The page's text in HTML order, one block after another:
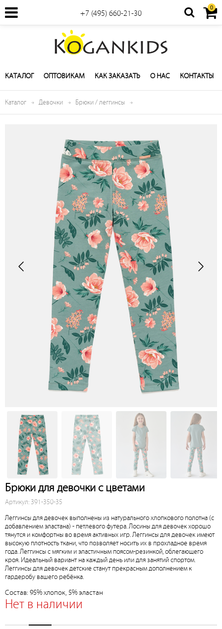
+7 (495) 660-21-30
0
КАТАЛОГ ОПТОВИКАМ КАК ЗАКАЗАТЬ О НАС КОНТАКТЫ
Каталог Девочки Брюки / леггинсы
Брюки для девочки с цветами
Артикул: 391-350-35
Леггинсы для девочек выполнены из натурального хлопкового полотна (с
добавлением эластана) - петлевого футера. Лосины для девочек хорошо
тянутся и комфортны во время активных игр. Леггинсы для девочек имеют
высокую плотность ткани, что позволяет носить их в прохладное время
года. Леггинсы с мягким и эластичным поясом-резинкой, облегающего
кроя. Идеальный вариант на каждый день или для занятий спортом.
Леггинсы для девочек детские станут прекрасным дополнением к
гардеробу вашего ребёнка.
Состав: 95% хлопок, 5% эластан
Нет в наличии